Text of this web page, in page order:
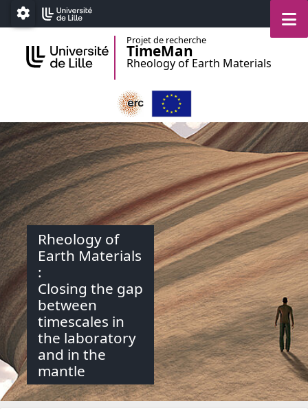
Accéder au menu principal
Accéder au contenu
Paramétrage
Projet de recherche
TimeMan
Rheology of Earth Materials
Rheology of
Earth Materials
:
Closing the gap
between
timescales in
the laboratory
and in the
mantle